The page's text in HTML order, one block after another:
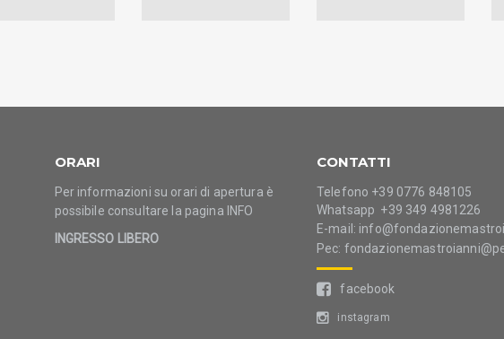
ORARI
Per informazioni su orari di apertura è
possibile consultare la pagina INFO
INGRESSO LIBERO
CONTATTI
Telefono +39 0776 848105
Whatsapp +39 349 4981226
E-mail:
Pec:
facebook
instagram